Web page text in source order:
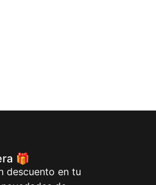
🎁
descuento en tu